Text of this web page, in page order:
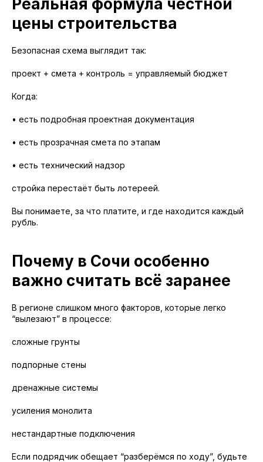
Реальная формула честной
цены строительства
Безопасная схема выглядит так:
проект + смета + контроль = управляемый бюджет
Когда:
• есть подробная проектная документация
• есть прозрачная смета по этапам
• есть технический надзор
стройка перестаёт быть лотереей.
Вы понимаете, за что платите, и где находится каждый
рубль.
Почему в Сочи особенно
важно считать всё заранее
В регионе слишком много факторов, которые легко
“вылезают” в процессе:
сложные грунты
подпорные стены
дренажные системы
усиления монолита
нестандартные подключения
Если подрядчик обещает “разберёмся по ходу”, будьте